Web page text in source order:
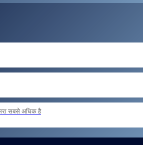
basis to formations outside the zone Reg
सबसे अधिक है